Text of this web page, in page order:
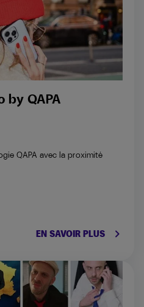
by QAPA​
QAPA avec la proximité
EN SAVOIR PLUS keyboard_arrow_right